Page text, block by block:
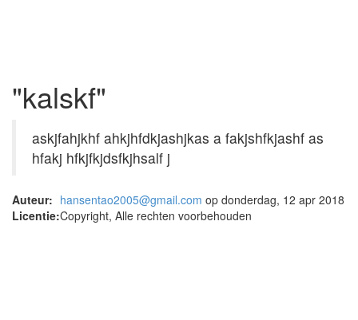
"kalskf"
askjfahjkhf ahkjhfdkjashjkas a fakjshfkjashf as
hfakj hfkjfkjdsfkjhsalf j
Auteur: hansentao2005@gmail.com op donderdag, 12 apr 2018
Licentie:Copyright, Alle rechten voorbehouden